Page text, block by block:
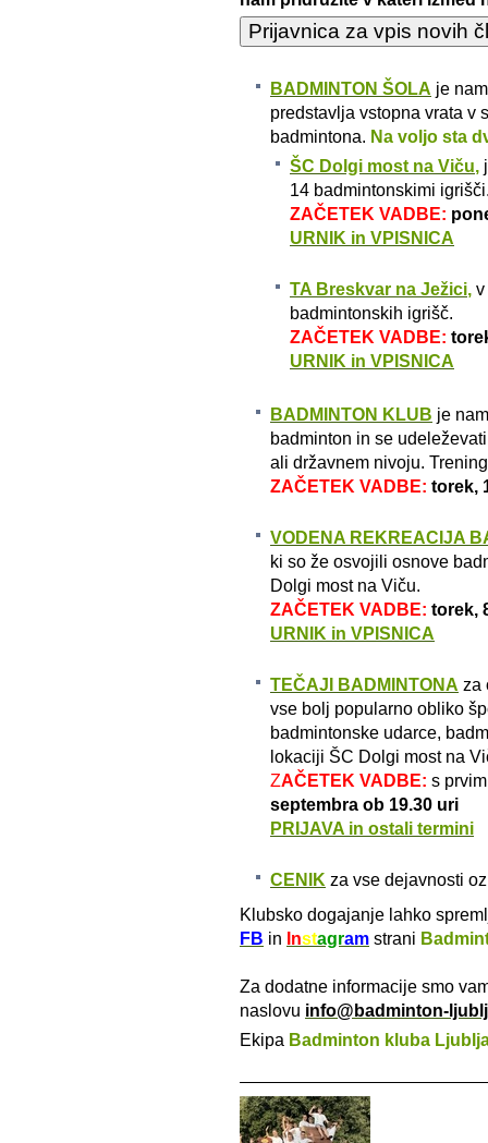
BADMINTON ŠOLA je
predstavlja vstopna vrata v
badmintona. Na voljo sta
ŠC Dolgi most na Viču,
14 badmintonskimi
ZAČETEK VADBE:
URNIK in VPISNICA
TA Breskvar na Ježici, v
badmintonskih igrišč.
ZAČETEK VADBE:
URNIK in VPISNICA
BADMINTON KLUB je
badminton in se
ali državnem nivoju.
ZAČETEK VADBE: torek,
VODENA REKREACIJA
ki so že osvojili osnove
Dolgi most na Viču.
ZAČETEK VADBE: torek,
URNIK in VPISNICA
TEČAJI BADMINTONA za
vse bolj popularno obliko
badmintonske udarce,
lokaciji ŠC Dolgi most na
ZAČETEK VADBE: s
septembra ob 19.30 uri
PRIJAVA in ostali termini
CENIK za vse dejavnosti
Klubsko dogajanje lahko
FB in Instagram strani
Za dodatne informacije smo
naslovu info@badminton-
Ekipa Badminton kluba